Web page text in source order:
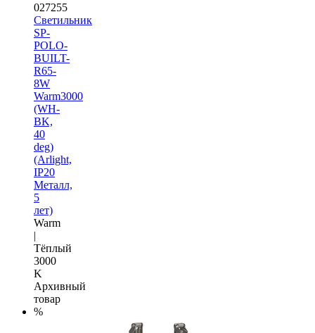
027255
Светильник
SP-
POLO-
BUILT-
R65-
8W
Warm3000
(WH-
BK,
40
deg)
(Arlight,
IP20
Металл,
5
лет)
Warm
|
Тёплый
3000
K
Архивный
товар
%